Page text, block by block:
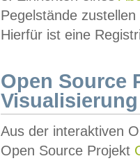
Pegelstände
Hierfür ist eine
Open Source
Visualisierung
Aus der interaktiven
Open Source Projekt